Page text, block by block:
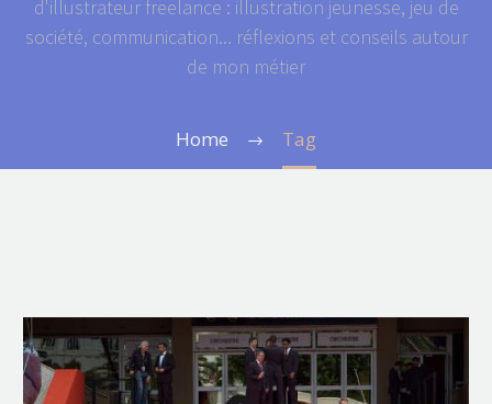
d'illustrateur freelance : illustration jeunesse, jeu de
société, communication... réflexions et conseils autour
de mon métier
Home Tag